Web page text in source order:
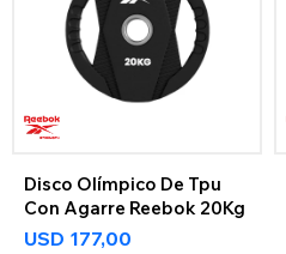
Disco Olímpico De Tpu
Con Agarre Reebok 20Kg
USD 177,00